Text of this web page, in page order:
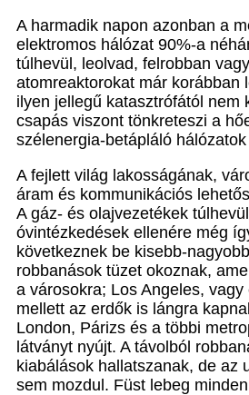
A harmadik napon azonban a
elektromos hálózat 90%-a
túlhevül, leolvad, felrobban
atomreaktorokat már korábban
ilyen jellegű katasztrófától nem
csapás viszont tönkreteszi a
szélenergia-betápláló
A fejlett világ lakosságának,
áram és kommunikációs
A gáz- és olajvezetékek
óvintézkedések ellenére még
következnek be kisebb-
robbanások tüzet okoznak,
a városokra; Los Angeles,
mellett az erdők is lángra
London, Párizs és a többi
látványt nyújt. A távolból
kiabálások hallatszanak, de az
sem mozdul. Füst lebeg